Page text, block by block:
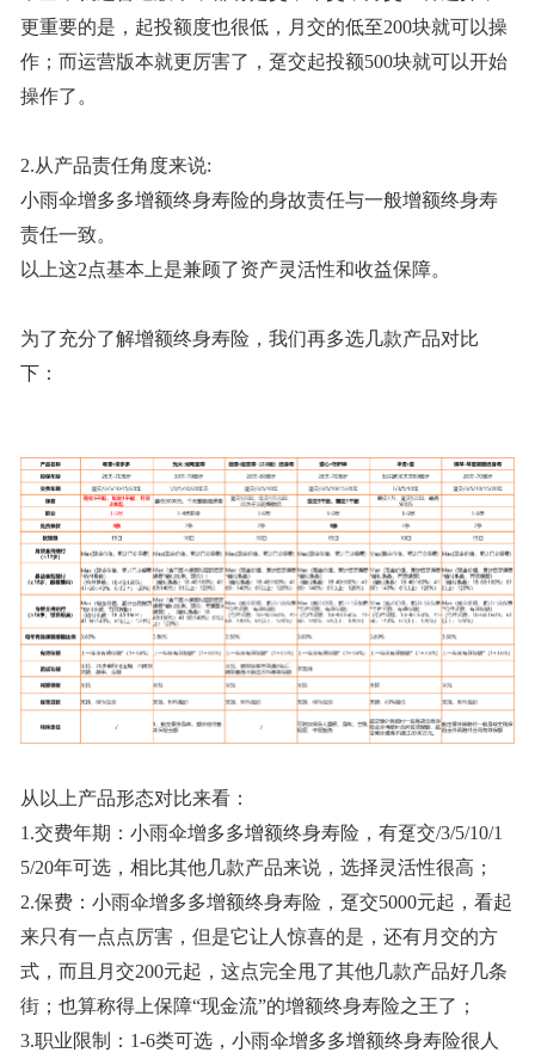
更重要的是，起投额度也很低，月交的低至200块就可以操
作；而运营版本就更厉害了，趸交起投额500块就可以开始
操作了。
2.从产品责任角度来说:
小雨伞增多多增额终身寿险的身故责任与一般增额终身寿
责任一致。
以上这2点基本上是兼顾了资产灵活性和收益保障。
为了充分了解增额终身寿险，我们再多选几款产品对比
下：
从以上产品形态对比来看：
1.交费年期：小雨伞增多多增额终身寿险，有趸交/3/5/10/1
5/20年可选，相比其他几款产品来说，选择灵活性很高；
2.保费：小雨伞增多多增额终身寿险，趸交5000元起，看起
来只有一点点厉害，但是它让人惊喜的是，还有月交的方
式，而且月交200元起，这点完全甩了其他几款产品好几条
街；也算称得上保障“现金流”的增额终身寿险之王了；
3.职业限制：1-6类可选，小雨伞增多多增额终身寿险很人